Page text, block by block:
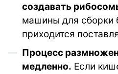
создавать
машины для сборки
приходится
Процесс
медленно. Если